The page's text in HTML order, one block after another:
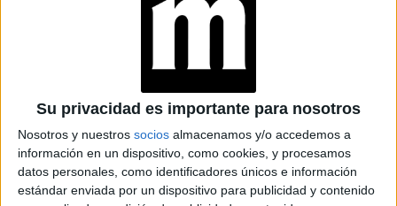
Su privacidad es importante para nosotros
Nosotros y nuestros socios almacenamos y/o accedemos a
información en un dispositivo, como cookies, y procesamos
datos personales, como identificadores únicos e información
estándar enviada por un dispositivo para publicidad y contenido
CON SELLO
ARGENTINO
LEGGINGS PARA
FLAVIA PALMIERO
DA LECCIÓN DE